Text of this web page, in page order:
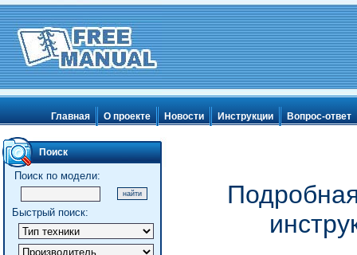
Главная О проекте Новости Инструкции Вопрос-ответ
Поиск
Поиск по модели:
Быстрый поиск: